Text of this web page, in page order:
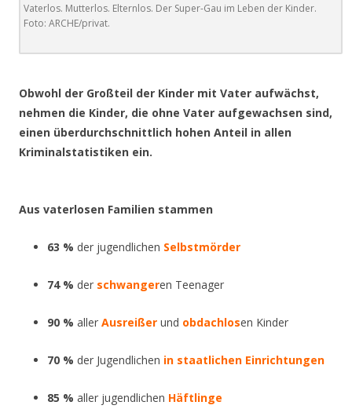
Vaterlos. Mutterlos. Elternlos. Der Super-Gau im Leben der Kinder.
Foto: ARCHE/privat.
Obwohl der Großteil der Kinder mit Vater aufwächst,
nehmen die Kinder, die ohne Vater aufgewachsen sind,
einen überdurchschnittlich hohen Anteil in allen
Kriminalstatistiken ein.
Aus vaterlosen Familien stammen
63 % der jugendlichen Selbstmörder
74 % der schwangeren Teenager
90 % aller Ausreißer und obdachlosen Kinder
70 % der Jugendlichen in staatlichen Einrichtungen
85 % aller jugendlichen Häftlinge